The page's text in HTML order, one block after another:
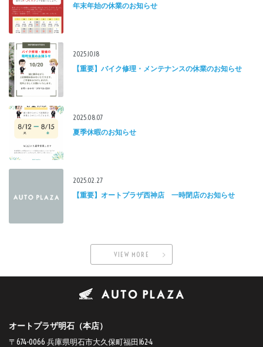
年末年始の休業のお知らせ
2025.10.18
【重要】バイク修理・メンテナンスの休業のお知らせ
2025.08.07
夏季休暇のお知らせ
2025.02.27
【重要】オートプラザ西神店 一時閉店のお知らせ
VIEW MORE
オートプラザ明石（本店）
〒674-0066 兵庫県明石市大久保町福田162-4